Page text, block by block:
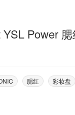
Power
腮红 彩妆盘